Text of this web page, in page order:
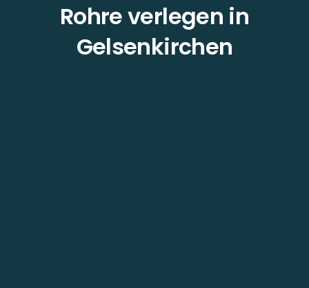
Rohre verlegen in
Gelsenkirchen